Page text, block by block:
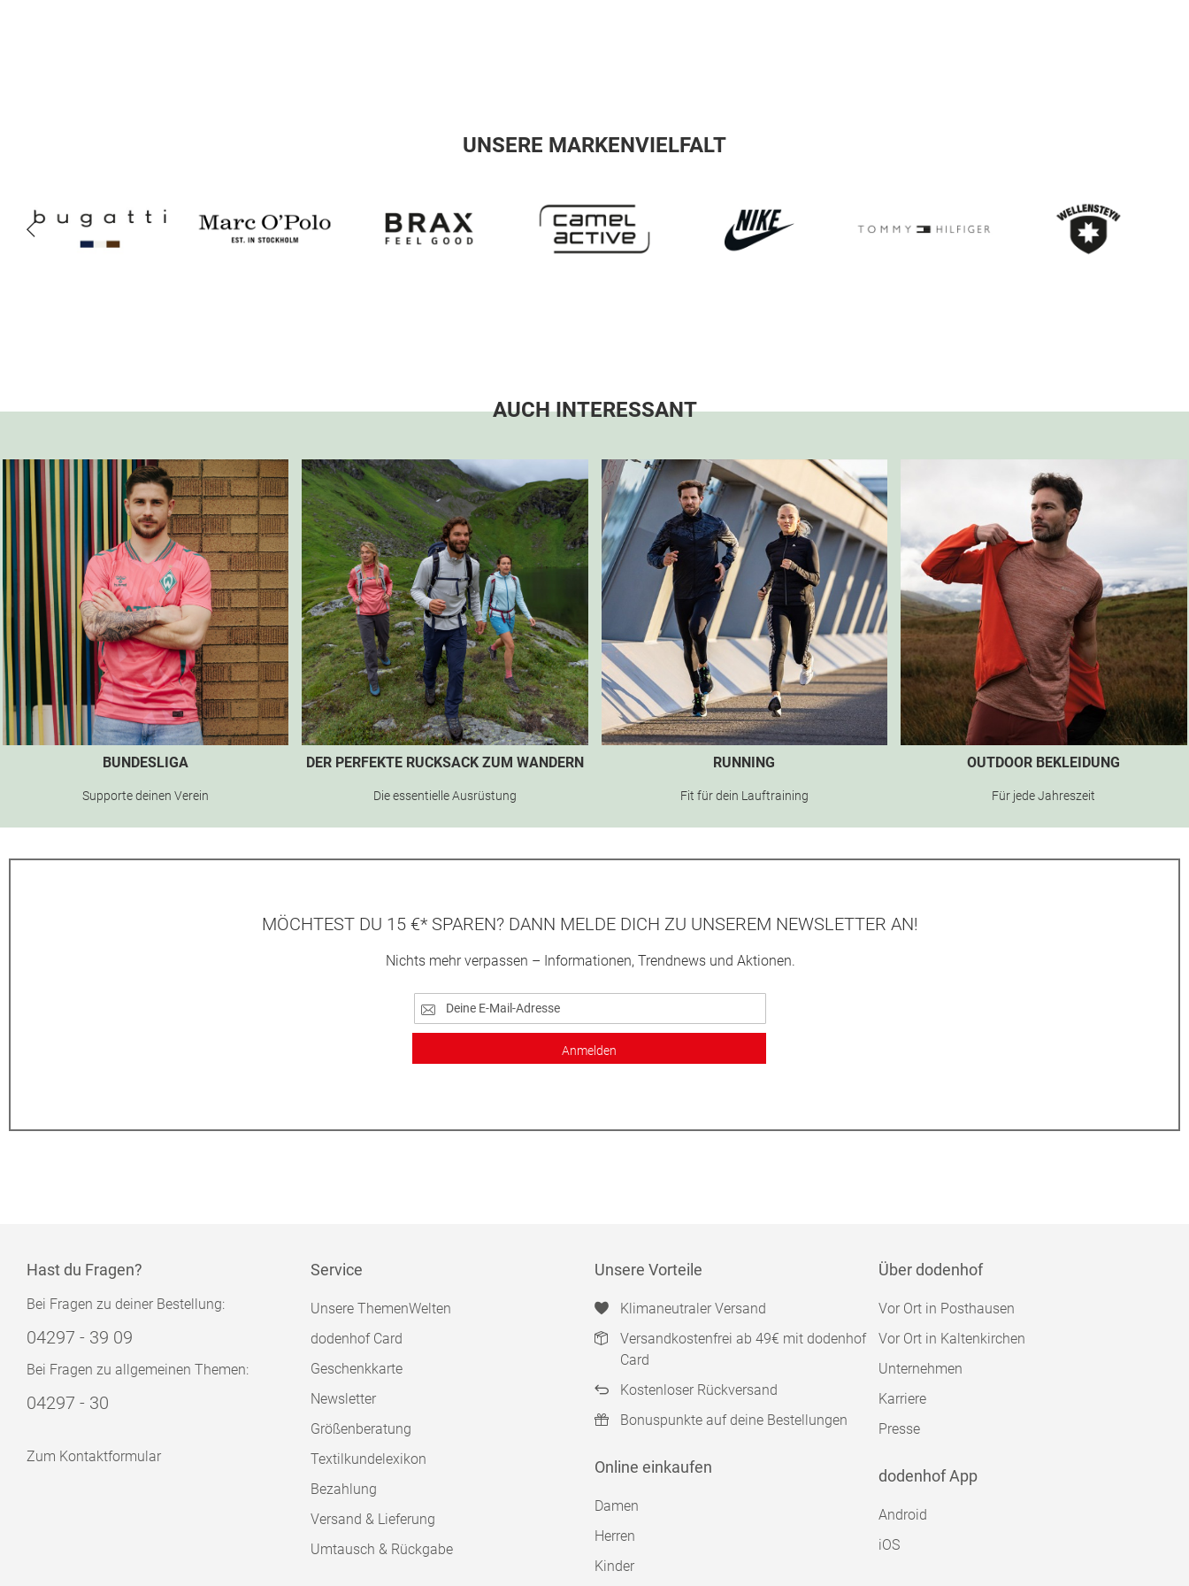
UNSERE MARKENVIELFALT
AUCH INTERESSANT
BUNDESLIGA
Supporte deinen Verein
DER PERFEKTE RUCKSACK ZUM WANDERN
Die essentielle Ausrüstung
RUNNING
Fit für dein Lauftraining
OUTDOOR BEKLEIDUNG
Für jede Jahreszeit
MÖCHTEST DU 15 €* SPAREN? DANN MELDE DICH ZU UNSEREM NEWSLETTER AN!
Nichts mehr verpassen – Informationen, Trendnews und Aktionen.
Anmelden
Hast du Fragen?
Bei Fragen zu deiner Bestellung:
04297 - 39 09
Bei Fragen zu allgemeinen Themen:
04297 - 30
Zum Kontaktformular
Service
Unsere ThemenWelten
dodenhof Card
Geschenkkarte
Newsletter
Größenberatung
Textilkundelexikon
Bezahlung
Versand & Lieferung
Umtausch & Rückgabe
Unsere Vorteile
Klimaneutraler Versand
Versandkostenfrei ab 49€ mit dodenhof
Card
Kostenloser Rückversand
Bonuspunkte auf deine Bestellungen
Online einkaufen
Damen
Herren
Kinder
Über dodenhof
Vor Ort in Posthausen
Vor Ort in Kaltenkirchen
Unternehmen
Karriere
Presse
dodenhof App
Android
iOS